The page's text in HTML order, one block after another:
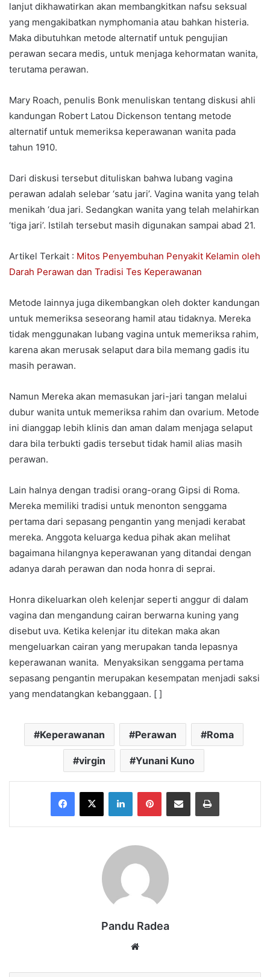
lanjut dikhawatirkan akan membangkitkan nafsu seksual
yang mengakibatkan nymphomania atau bahkan histeria.
Maka dibutuhkan metode alternatif untuk pengujian
perawan secara medis, untuk menjaga kehormatan wanita,
terutama perawan.
Mary Roach, penulis Bonk menuliskan tentang diskusi ahli
kandungan Robert Latou Dickenson tentang metode
alternatif untuk memeriksa keperawanan wanita pada
tahun 1910.
Dari diskusi tersebut dituliskan bahwa lubang vagina
perawan adalah selebar ‘satu jari’. Vagina wanita yang telah
menikah ‘dua jari. Sedangkan wanita yang telah melahirkan
‘tiga jari’. Istilah tersebut masih digunakan sampai abad 21.
Artikel Terkait : Mitos Penyembuhan Penyakit Kelamin oleh
Darah Perawan dan Tradisi Tes Keperawanan
Metode lainnya juga dikembangkan oleh dokter kandungan
untuk memeriksa seseorang hamil atau tidaknya. Mereka
tidak menggunakan lubang vagina untuk memeriksa rahim,
karena akan merusak selaput dara bila memang gadis itu
masih perawan.
Namun Mereka akan memasukan jari-jari tangan melalui
dubur wanita untuk memeriksa rahim dan ovarium. Metode
ini dianggap lebih klinis dan aman dalam menjaga selaput
dara bila terbukti gadis tersebut tidak hamil alias masih
perawan.
Lain halnya dengan tradisi orang-orang Gipsi di Roma.
Mereka memiliki tradisi untuk menonton senggama
pertama dari sepasang pengantin yang menjadi kerabat
mereka. Anggota keluarga kedua pihak akan melihat
bagaimana hilangnya keperawanan yang ditandai dengan
adanya darah perawan dan noda honra di seprai.
Honra dikeluarkan oleh kelenjar seperti anggur di dalam
vagina dan mengandung cairan berwarna kuning yang
disebut uva. Ketika kelenjar itu ditekan maka akan
mengeluarkan cairan yang merupakan tanda lepasnya
keperawanan wanita. Menyaksikan senggama pertama
sepasang pengantin merupakan kesempatan menjadi saksi
yang mendatangkan kebanggaan. [ ]
Keperawanan Perawan Roma
virgin Yunani Kuno
Facebook
X LinkedInPinterestShare via Email Print
Pandu Radea